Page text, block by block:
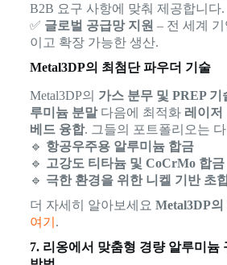
B2B 요구 사항에 맞춰 제공합니다.
✅ 글로벌 공급망 지원 – 전 세계
이고 확장 가능한 생산.
Metal3DP의 최첨단 파우더 기술
Metal3DP의 가스 분무 및 PREP 기
루미늄 분말다음에 최적화 레이저
베드 융합. 그들의 포트폴리오는
🔹 항공우주용 알루미늄 합금
🔹 고강도 티타늄 및 CoCrMo 합금
🔹 극한 환경을 위한 니켈 기반 초
더 자세히 알아보세요 Metal3DP
여기 .
7. 리옹에서 맞춤형 경량 알루미늄